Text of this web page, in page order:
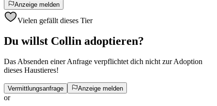
Anzeige melden
Vielen gefällt dieses Tier
Du willst Collin adoptieren?
Das Absenden einer Anfrage verpflichtet dich nicht zur Adoption
dieses Haustieres!
Vermittlungsanfrage Anzeige melden
or